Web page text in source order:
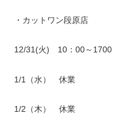
・カットワン段原店
12/31(火) 10：00～1700
1/1（水） 休業
1/2（木） 休業